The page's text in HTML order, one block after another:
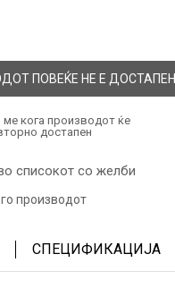
ПОВЕЌЕ НЕ Е ДОСТАПЕН
ме кога производот ќе
достапен
списокот со желби
производот
СПЕЦИФИКАЦИЈА